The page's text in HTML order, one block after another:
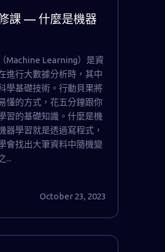
課 — 什麼是機器
Machine Learning）是資
進行大數據分析時，其中
學基礎技術。行動貝果將
懂的方式，花五分鐘跟你
習的基礎知識。什麼是機
器學習就是透過寫程式，
會找出大筆資料中隨機變
...
October 23, 2023